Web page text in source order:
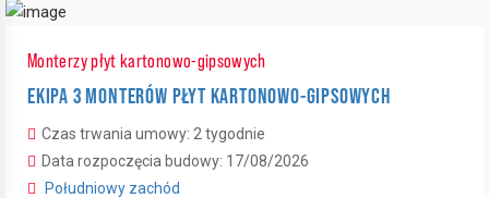
Monterzy płyt kartonowo-gipsowych
EKIPA 3 MONTERÓW PŁYT KARTONOWO-GIPSOWYCH
Czas trwania umowy: 2 tygodnie
Data rozpoczęcia budowy: 17/08/2026
Południowy zachód
4